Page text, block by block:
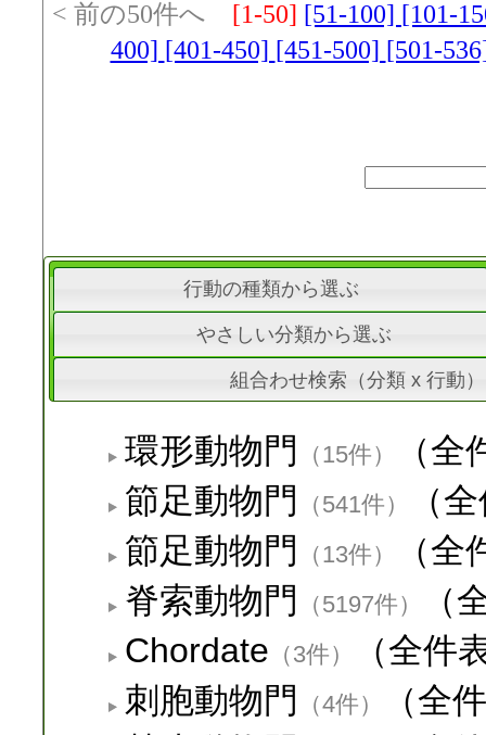
< 前の50件へ [1-50] [51-100] [101-
400] [401-450] [451-500] [501-
行動の種類から選ぶ
やさしい分類から選ぶ
組合わせ検索（分類 x 行動）
環形動物門 （15件）
（
節足動物門
（541件）
（
節足動物門
（13件）
（
脊索動物門
（5197件）
（
Chordate （3件）
（全件
刺胞動物門
（4件）
（全